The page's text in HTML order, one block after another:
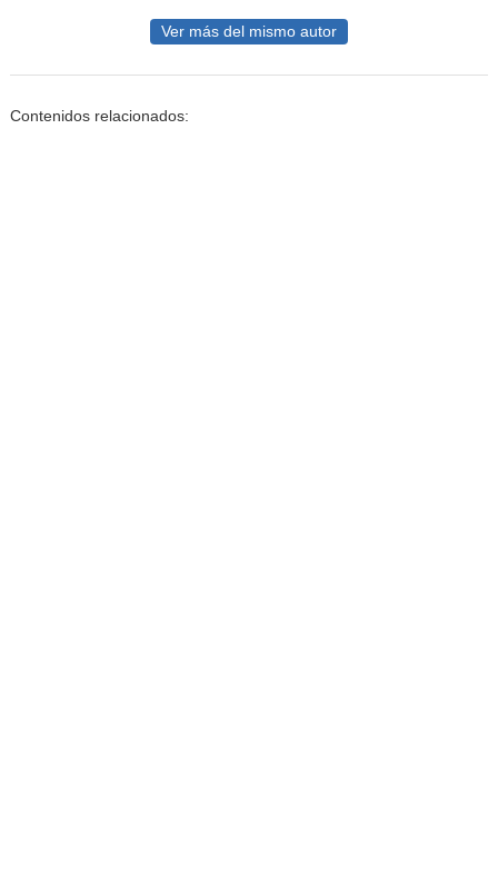
Ver más del mismo autor
Contenidos relacionados: